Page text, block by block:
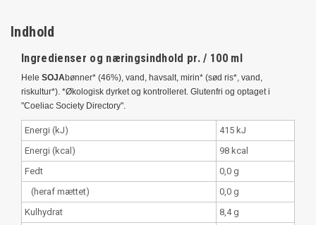
Indhold
Ingredienser og næringsindhold pr. / 100 ml
Hele SOJAbønner* (46%), vand, havsalt, mirin* (sød ris*, vand,
riskultur*). *Økologisk dyrket og kontrolleret. Glutenfri og optaget i
"Coeliac Society Directory".
Energi (kJ)
415 kJ
Energi (kcal)
98 kcal
Fedt
0,0 g
(heraf mættet)
0,0 g
Kulhydrat
8,4 g